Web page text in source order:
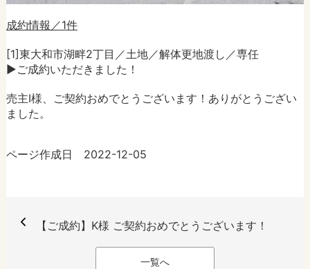
成約情報／1件
[1]東大和市湖畔2丁目／土地／解体更地渡し／専任
►ご成約いただきました！
売主I様、ご契約おめでとうございます！ありがとうござい
ました。
ページ作成日 2022-12-05
【ご成約】K様 ご契約おめでとうございます！
一覧へ